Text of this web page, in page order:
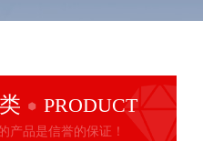
PRODUCT
产品是信誉的保证！